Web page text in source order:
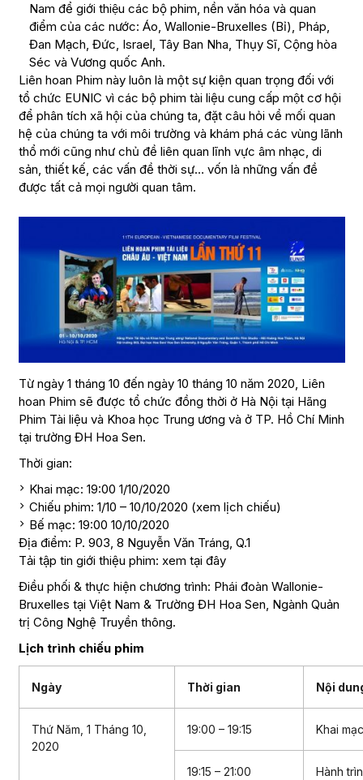
Nam để giới thiệu các bộ phim, nền văn hóa và quan
điểm của các nước: Áo, Wallonie-Bruxelles (Bỉ), Pháp,
Đan Mạch, Đức, Israel, Tây Ban Nha, Thụy Sĩ, Cộng hòa
Séc và Vương quốc Anh.
Liên hoan Phim này luôn là một sự kiện quan trọng đối với
tổ chức EUNIC vì các bộ phim tài liệu cung cấp một cơ hội
để phân tích xã hội của chúng ta, đặt câu hỏi về mối quan
hệ của chúng ta với môi trường và khám phá các vùng lãnh
thổ mới cũng như chủ đề liên quan lĩnh vực âm nhạc, di
sản, thiết kế, các vấn đề thời sự… vốn là những vấn đề
được tất cả mọi người quan tâm.
Từ ngày 1 tháng 10 đến ngày 10 tháng 10 năm 2020, Liên
hoan Phim sẽ được tổ chức đồng thời ở Hà Nội tại Hãng
Phim Tài liệu và Khoa học Trung ương và ở TP. Hồ Chí Minh
tại trường ĐH Hoa Sen.
Thời gian:
Khai mạc: 19:00 1/10/2020
Chiếu phim: 1/10 – 10/10/2020 (xem lịch chiếu)
Bế mạc: 19:00 10/10/2020
Địa điểm: P. 903, 8 Nguyễn Văn Tráng, Q.1
Tải tập tin giới thiệu phim: xem tại đây
Điều phối & thực hiện chương trình: Phái đoàn Wallonie-
Bruxelles tại Việt Nam & Trường ĐH Hoa Sen, Ngành Quản
trị Công Nghệ Truyền thông.
Lịch trình chiếu phim
Ngày Thời gian Nội
Thứ Năm, 1 Tháng 10,
2020
19:00 – 19:15 Khai
19:15 – 21:00
Hành